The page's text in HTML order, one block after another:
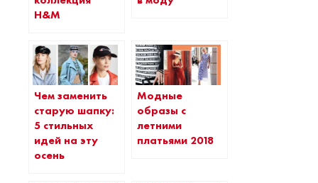
H&M
Чем заменить
старую шапку:
5 стильных
идей на эту
осень
Модные
образы с
летними
платьями 2018